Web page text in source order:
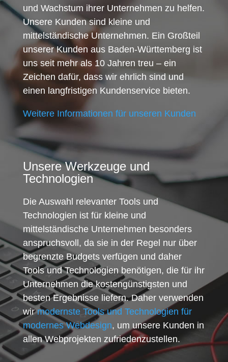
und Wachstum ihrer Unternehmen zu helfen.
Unsere Kunden sind kleine und
mittelständische Unternehmen. Ein Großteil
unserer Kunden aus Baden-Württemberg ist
uns seit mehr als 10 Jahren treu – ein
Zeichen dafür, dass wir ehrlich sind und
einen langfristigen Kundenservice bieten.
Weitere Informationen für unseren Kunden
Unsere Werkzeuge und
Technologien
Die Auswahl relevanter Tools und
Technologien ist für kleine und
mittelständische Unternehmen besonders
anspruchsvoll, da sie in der Regel nur über
begrenzte Budgets verfügen und daher
Tools und Technologien benötigen, die für ihr
Unternehmen die kostengünstigsten und
besten Ergebnisse liefern. Daher verwenden
wirmodernste Tools und Technologien für
modernes Webdesign, um unsere Kunden in
allen Webprojekten zufriedenzustellen.